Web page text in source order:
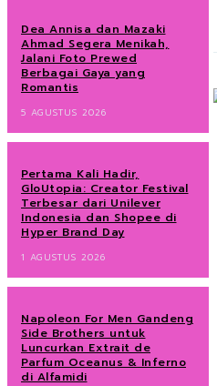
Dea Annisa dan Mazaki
Ahmad Segera Menikah,
Jalani Foto Prewed
Berbagai Gaya yang
Romantis
5 AGUSTUS 2026
Pertama Kali Hadir,
GloUtopia: Creator Festival
Terbesar dari Unilever
Indonesia dan Shopee di
Hyper Brand Day
1 AGUSTUS 2026
Napoleon For Men Gandeng
Side Brothers untuk
Luncurkan Extrait de
Parfum Oceanus & Inferno
di Alfamidi